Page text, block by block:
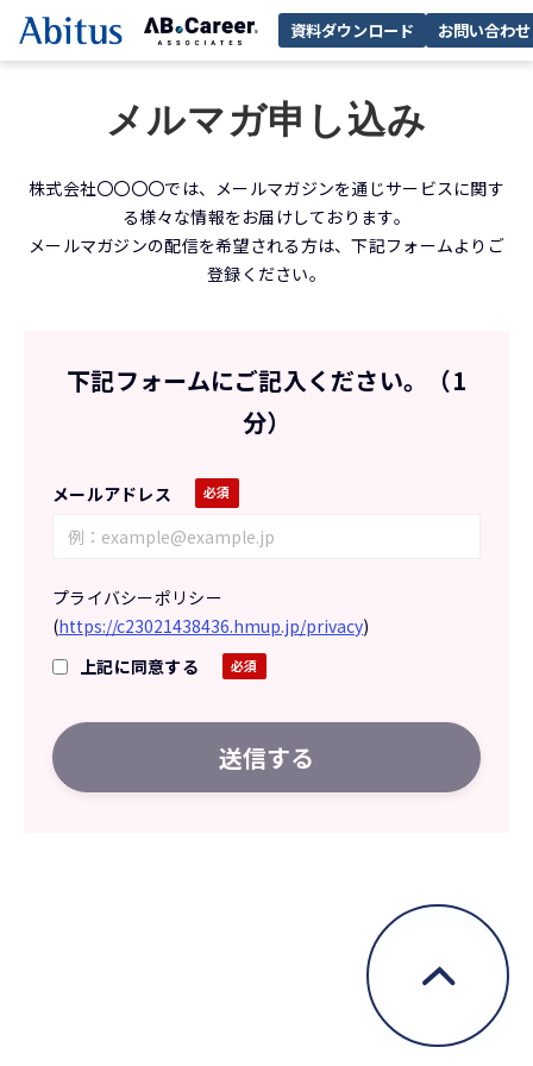
資料ダウンロード お問い合わせ
メルマガ申し込み
株式会社〇〇〇〇では、メールマガジンを通じサービスに関す
る様々な情報をお届けしております。
メールマガジンの配信を希望される方は、下記フォームよりご
登録ください。
下記フォームにご記入ください。（1
分）
メールアドレス
プライバシーポリシー
(https://c23021438436.hmup.jp/privacy)
上記に同意する